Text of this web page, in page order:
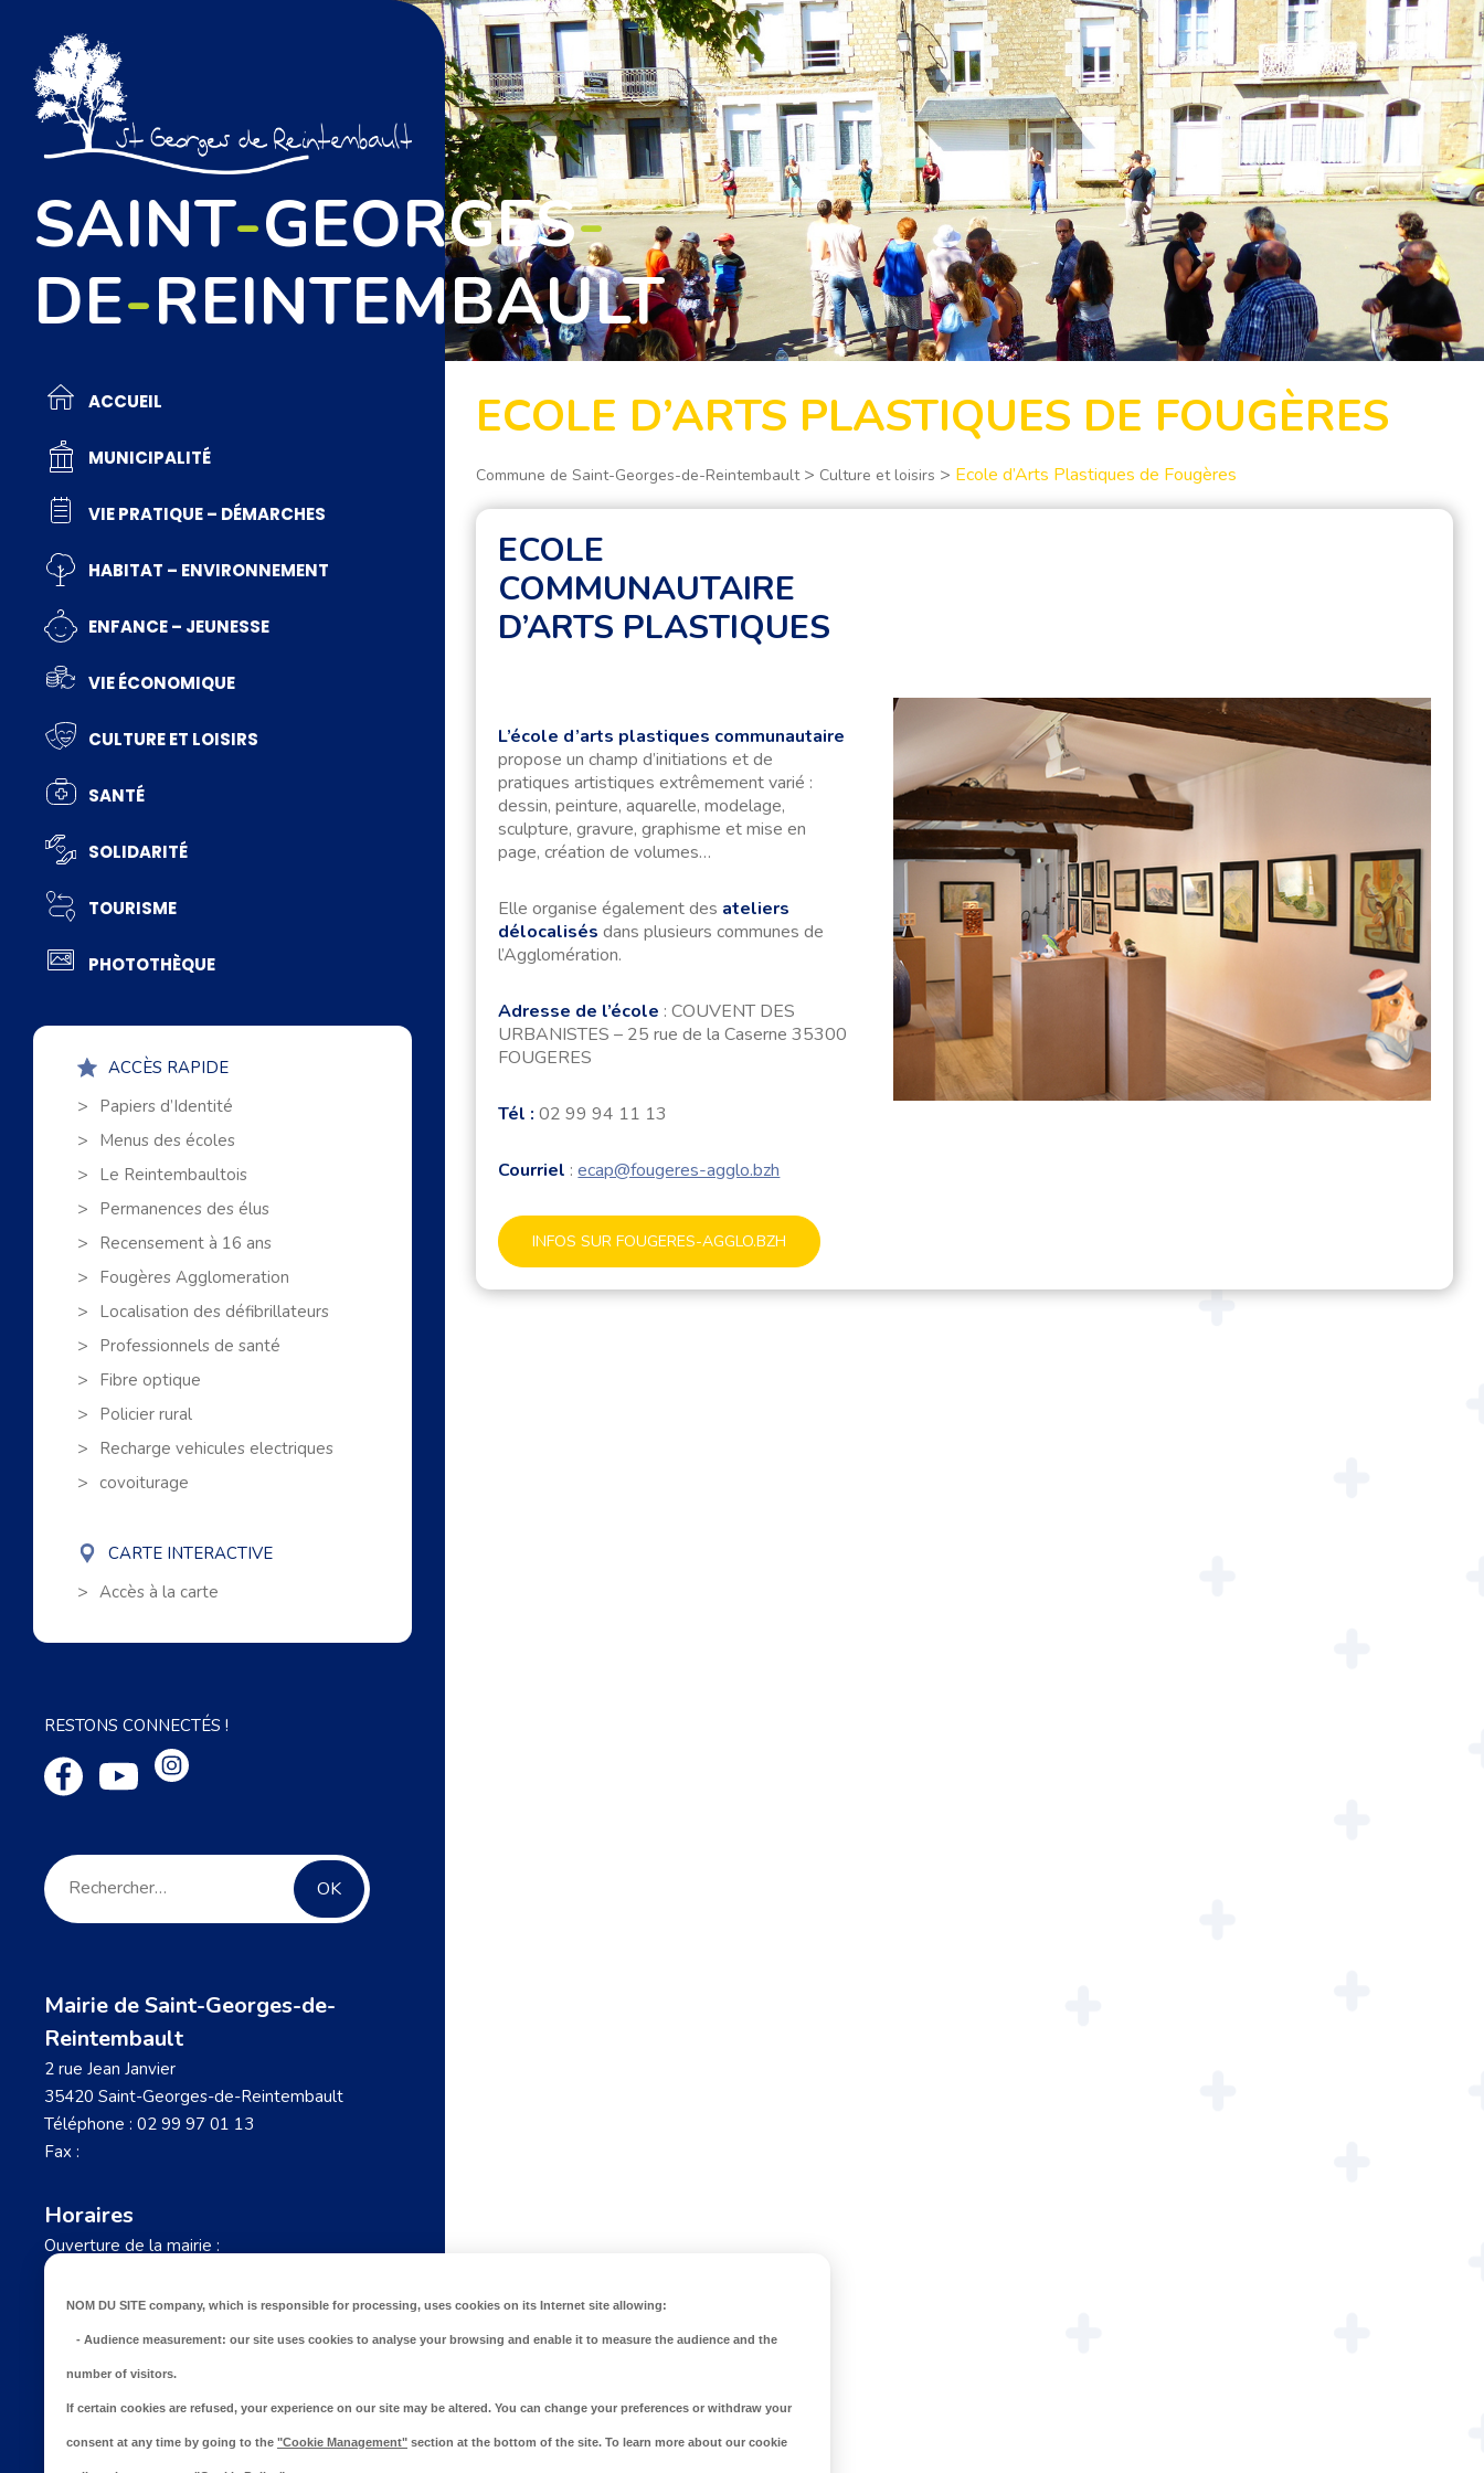
SAINT-GEORGES-
DE-REINTEMBAULT
ACCUEIL
MUNICIPALITÉ
VIE PRATIQUE – DÉMARCHES
HABITAT – ENVIRONNEMENT
ENFANCE – JEUNESSE
VIE ÉCONOMIQUE
CULTURE ET LOISIRS
SANTÉ
SOLIDARITÉ
TOURISME
PHOTOTHÈQUE
ACCÈS RAPIDE
Papiers d’Identité
Menus des écoles
Le Reintembaultois
Permanences des élus
Recensement à 16 ans
Fougères Agglomeration
Localisation des défibrillateurs
Professionnels de santé
Fibre optique
Policier rural
Recharge vehicules electriques
covoiturage
CARTE INTERACTIVE
Accès à la carte
RESTONS CONNECTÉS !
Rechercher :
Mairie de Saint-Georges-de-
Reintembault
2 rue Jean Janvier
35420 Saint-Georges-de-Reintembault
Téléphone : 02 99 97 01 13
Fax :
Horaires
Ouverture de la mairie :
Lundi, Mardi : 8h30 – 12h / 14h – 17h30
Mercredi : 8h30 – 12h / 14h – 16h30
ECOLE D’ARTS PLASTIQUES DE FOUGÈRES
Commune de Saint-Georges-de-Reintembault> Culture et loisirs > Ecole d’Arts Plastiques de Fougères
ECOLE
COMMUNAUTAIRE
D’ARTS PLASTIQUES
L’école d’arts plastiques communautaire
propose un champ d’initiations et de
pratiques artistiques extrêmement varié :
dessin, peinture, aquarelle, modelage,
sculpture, gravure, graphisme et mise en
page, création de volumes…
Elle organise également des ateliers
délocalisés dans plusieurs communes de
l’Agglomération.
Adresse de l’école : COUVENT DES
URBANISTES – 25 rue de la Caserne 35300
FOUGERES
Tél : 02 99 94 11 13
Courriel :ecap@fougeres-agglo.bzh
INFOS SUR FOUGERES-AGGLO.BZH
NOM DU SITE company, which is responsible for processing, uses cookies on its Internet site allowing:
- Audience measurement: our site uses cookies to analyse your browsing and enable it to measure the audience and the
number of visitors.
If certain cookies are refused, your experience on our site may be altered. You can change your preferences or withdraw your
consent at any time by going to the "Cookie Management" section at the bottom of the site. To learn more about our cookie